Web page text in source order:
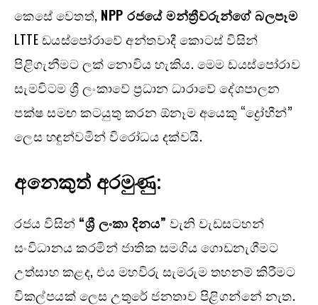
කෙසේ වෙතත්, NPP රජයේ මන්ත්‍රීවරුන්ගේ බලපෑම
LTTE ඩයස්පෝරාවේ අන්තවාදී කොටස් විසින්
පිළිගැනීමට ලක් නොවිය හැකිය. මෙම ඩයස්පෝරාව
සැමවිටම ශ්‍රී ලංකාවේ ප්‍රධාන ධාරාවේ දේශපාලන
පක්ෂ සමඟ කටයුතු කරන ඕනෑම අයෙකු “ද්‍රෝහීන්”
ලෙස හඳුන්වමින් විරෝධය දක්වයි.
අනෙකුත් අරමුණු:
රජය විසින් “ශ්‍රී ලංකා දිනය” වැනි වැඩසටහන්
සංවිධානය කරමින් ජාතික සමගිය ගොඩනැගීමට
උත්සාහ කළද, එය මහවිරු සැමරුම තහනම් කිරීමට
විකල්පයක් ලෙස උතුරේ ජනතාව පිළිගන්නේ නැත.